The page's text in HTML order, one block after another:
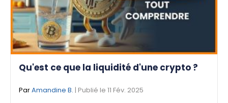
Qu'est ce que la liquidité d'une crypto ?
ParAmandine B. | Publié le 11 Fév. 2025